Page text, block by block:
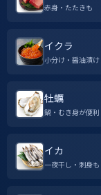
赤身・たたきも
イクラ
小分け・醤油漬け
牡蠣
鍋・むき身が便利
イカ
一夜干し・刺身も